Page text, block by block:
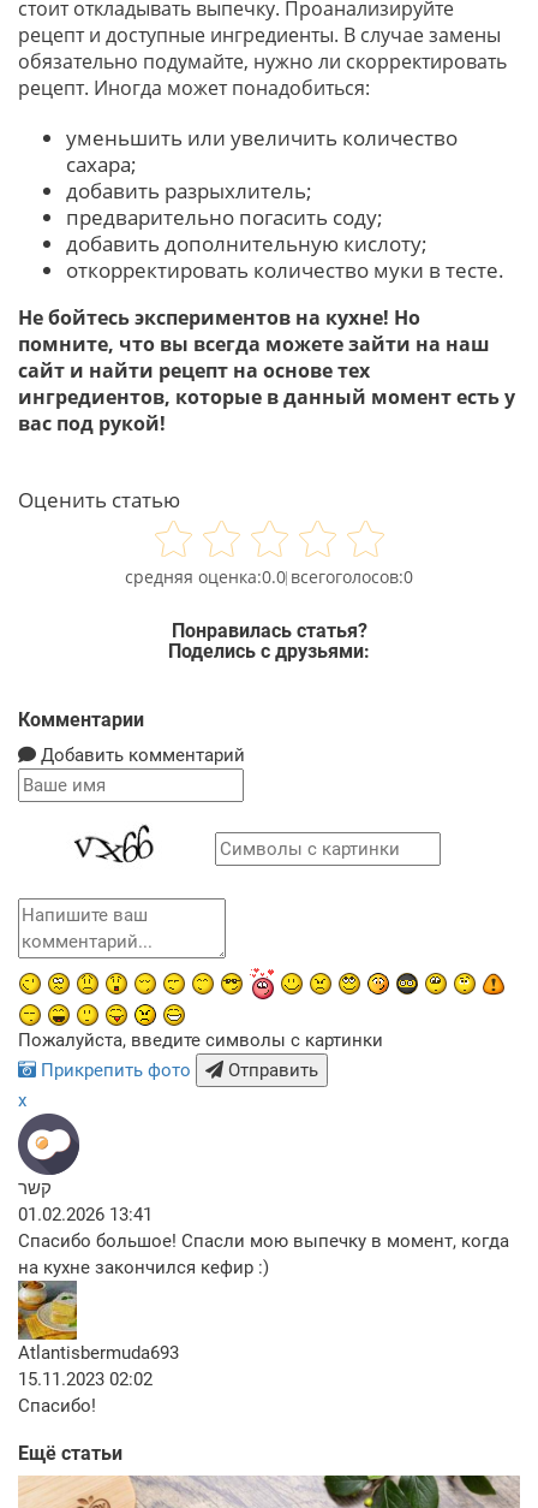
стоит откладывать выпечку. Проанализируйте
рецепт и доступные ингредиенты. В случае замены
обязательно подумайте, нужно ли скорректировать
рецепт. Иногда может понадобиться:
уменьшить или увеличить количество
сахара;
добавить разрыхлитель;
предварительно погасить соду;
добавить дополнительную кислоту;
откорректировать количество муки в тесте.
Не бойтесь экспериментов на кухне! Но
помните, что вы всегда можете зайти на наш
сайт и найти рецепт на основе тех
ингредиентов, которые в данный момент есть у
вас под рукой!
Оценить статью
0.0 0
Понравилась статья?
Поделись с друзьями:
Комментарии
Добавить комментарий
Пожалуйста, введите символы с картинки
Прикрепить фото
Отправить
x
קשר
01.02.2026 13:41
Спасибо большое! Спасли мою выпечку в момент, когда
на кухне закончился кефир :)
Atlantisbermuda693
15.11.2023 02:02
Спасибо!
Ещё статьи